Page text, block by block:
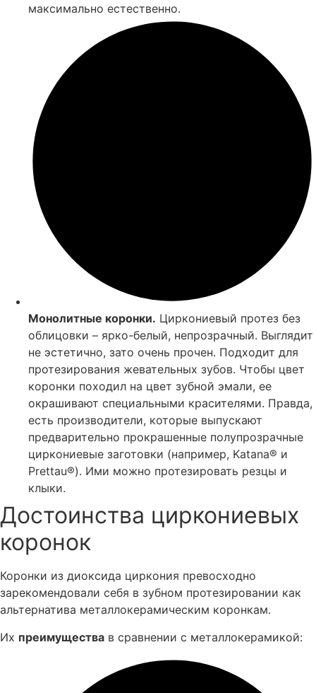
максимально естественно.
Монолитные коронки. Циркониевый протез без
облицовки – ярко-белый, непрозрачный. Выглядит
не эстетично, зато очень прочен. Подходит для
протезирования жевательных зубов. Чтобы цвет
коронки походил на цвет зубной эмали, ее
окрашивают специальными красителями. Правда,
есть производители, которые выпускают
предварительно прокрашенные полупрозрачные
циркониевые заготовки (например, Katana® и
Prettau®). Ими можно протезировать резцы и
клыки.
Достоинства циркониевых
коронок
Коронки из диоксида циркония превосходно
зарекомендовали себя в зубном протезировании как
альтернатива металлокерамическим коронкам.
Их преимущества в сравнении с металлокерамикой: